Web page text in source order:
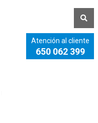
Atención al cliente
650 062 399